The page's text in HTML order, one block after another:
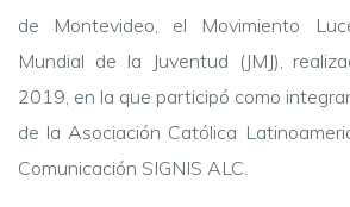
de Montevideo, el Movimiento
Mundial de la Juventud (JMJ),
2019, en la que participó como
de la Asociación Católica
Comunicación SIGNIS ALC.